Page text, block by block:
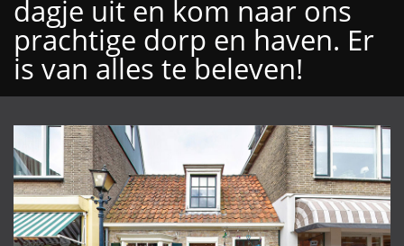
dagje uit en kom naar ons
prachtige dorp en haven. Er
is van alles te beleven!